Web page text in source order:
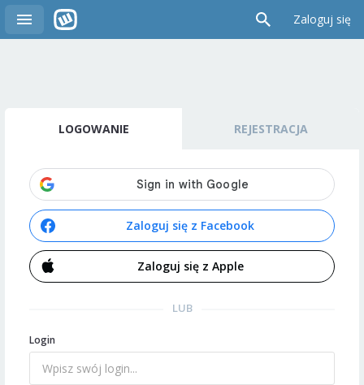
Zaloguj się
LOGOWANIE REJESTRACJA
Zaloguj się z Facebook
Zaloguj się z Apple
LUB
Login